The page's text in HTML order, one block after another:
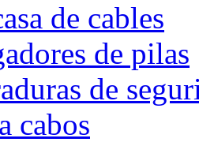
de cables
de pilas
de
cabos